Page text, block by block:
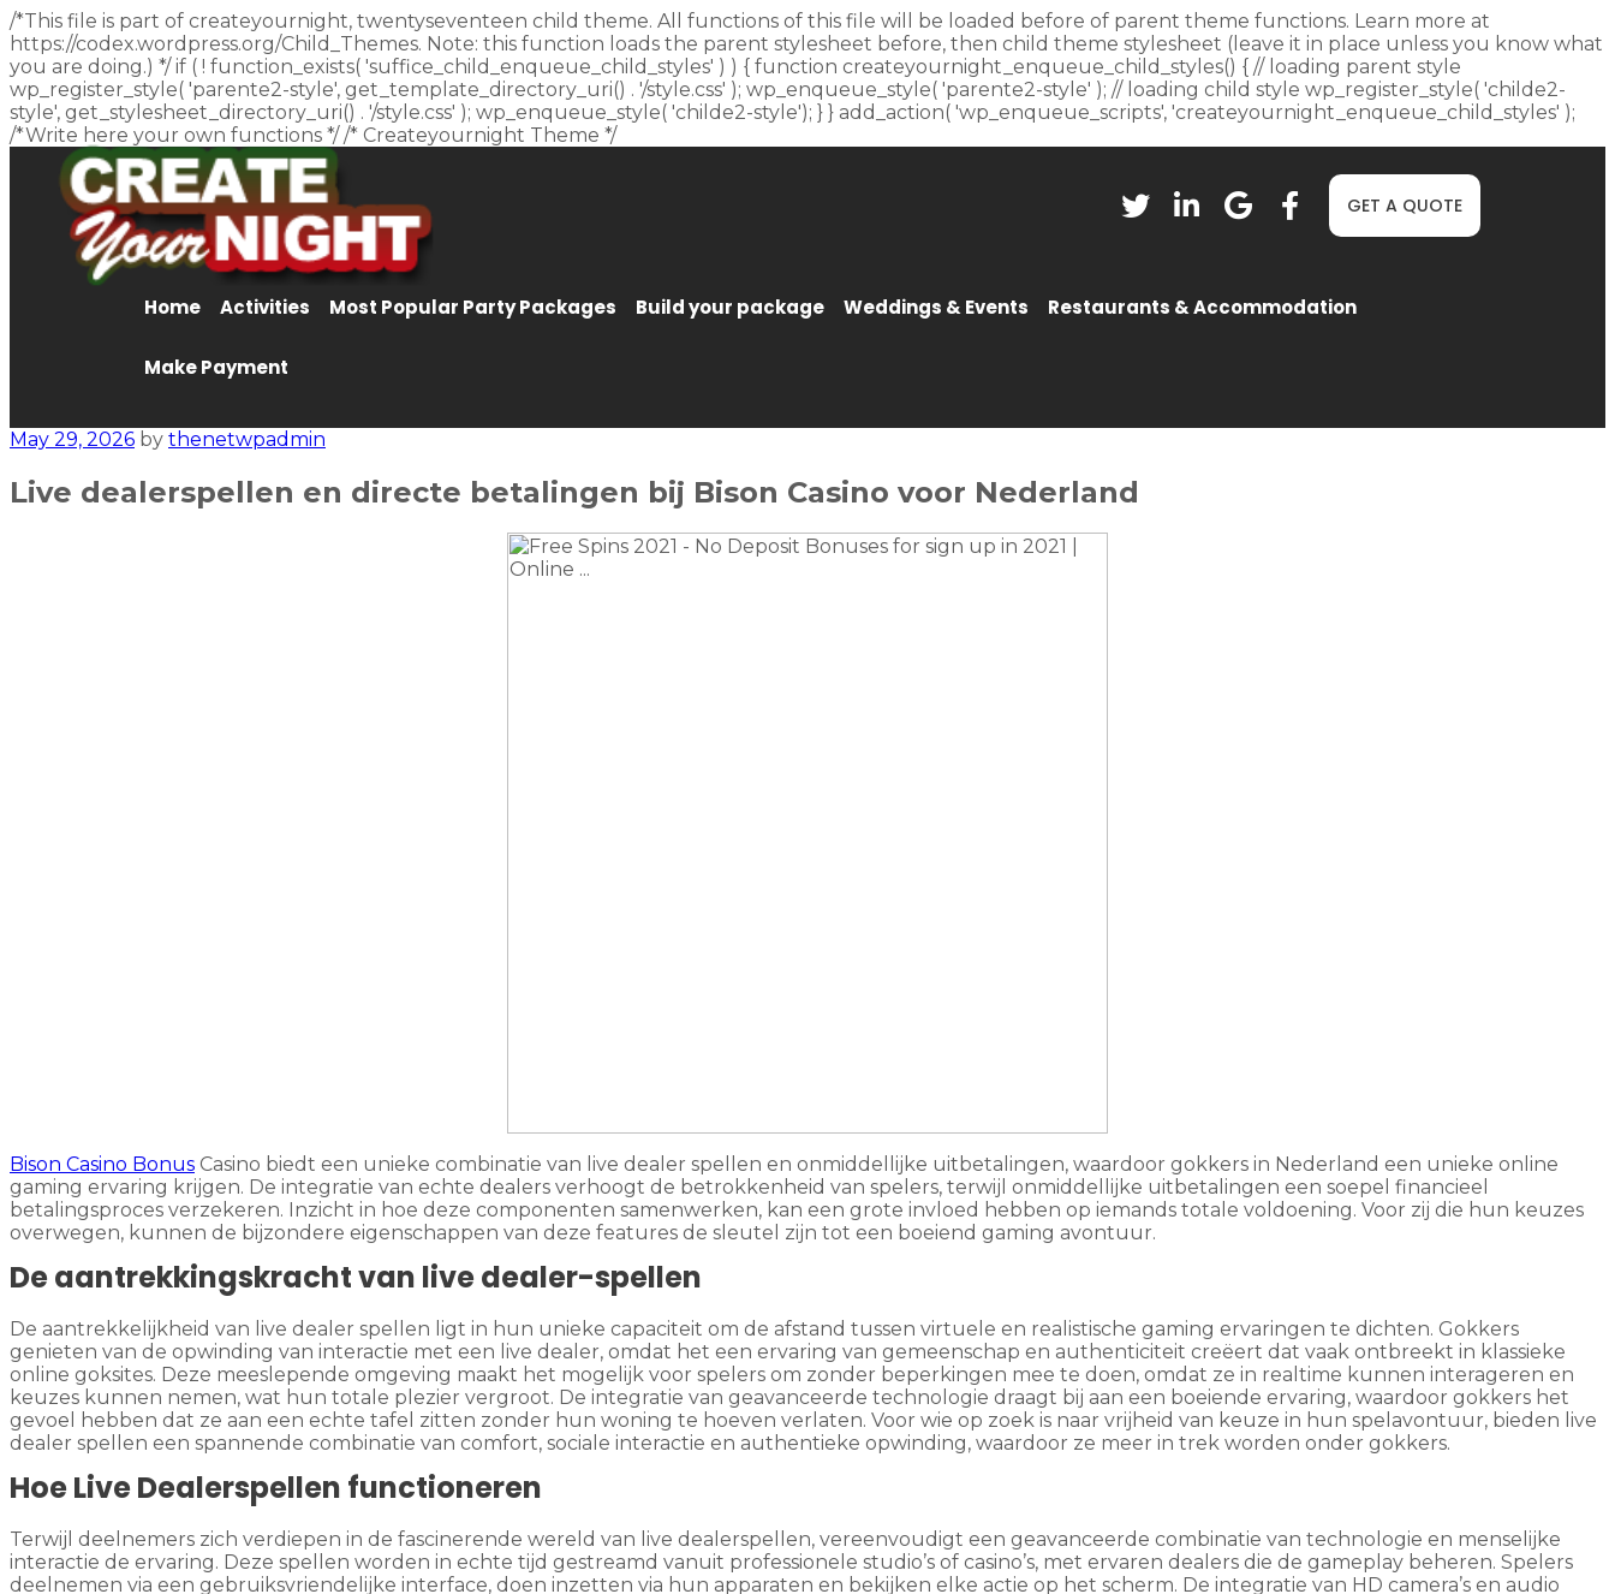
/*This file is part of createyournight, twentyseventeen child theme. All functions of this file will be loaded before of parent theme functions. Learn more at
https://codex.wordpress.org/Child_Themes. Note: this function loads the parent stylesheet before, then child theme stylesheet (leave it in place unless you know what
you are doing.) */ if ( ! function_exists( 'suffice_child_enqueue_child_styles' ) ) { function createyournight_enqueue_child_styles() { // loading parent style
wp_register_style( 'parente2-style', get_template_directory_uri() . '/style.css' ); wp_enqueue_style( 'parente2-style' ); // loading child style wp_register_style( 'childe2-
style', get_stylesheet_directory_uri() . '/style.css' ); wp_enqueue_style( 'childe2-style'); } } add_action( 'wp_enqueue_scripts', 'createyournight_enqueue_child_styles' );
/*Write here your own functions */ /* Createyournight Theme */
GET A QUOTE
Home Activities Most Popular Party Packages Build your package Weddings & Events Restaurants & Accommodation
Make Payment
May 29, 2026 by thenetwpadmin
Live dealerspellen en directe betalingen bij Bison Casino voor Nederland
Bison Casino Bonus Casino biedt een unieke combinatie van live dealer spellen en onmiddellijke uitbetalingen, waardoor gokkers in Nederland een unieke online
gaming ervaring krijgen. De integratie van echte dealers verhoogt de betrokkenheid van spelers, terwijl onmiddellijke uitbetalingen een soepel financieel
betalingsproces verzekeren. Inzicht in hoe deze componenten samenwerken, kan een grote invloed hebben op iemands totale voldoening. Voor zij die hun keuzes
overwegen, kunnen de bijzondere eigenschappen van deze features de sleutel zijn tot een boeiend gaming avontuur.
De aantrekkingskracht van live dealer-spellen
De aantrekkelijkheid van live dealer spellen ligt in hun unieke capaciteit om de afstand tussen virtuele en realistische gaming ervaringen te dichten. Gokkers
genieten van de opwinding van interactie met een live dealer, omdat het een ervaring van gemeenschap en authenticiteit creëert dat vaak ontbreekt in klassieke
online goksites. Deze meeslepende omgeving maakt het mogelijk voor spelers om zonder beperkingen mee te doen, omdat ze in realtime kunnen interageren en
keuzes kunnen nemen, wat hun totale plezier vergroot. De integratie van geavanceerde technologie draagt bij aan een boeiende ervaring, waardoor gokkers het
gevoel hebben dat ze aan een echte tafel zitten zonder hun woning te hoeven verlaten. Voor wie op zoek is naar vrijheid van keuze in hun spelavontuur, bieden live
dealer spellen een spannende combinatie van comfort, sociale interactie en authentieke opwinding, waardoor ze meer in trek worden onder gokkers.
Hoe Live Dealerspellen functioneren
Terwijl deelnemers zich verdiepen in de fascinerende wereld van live dealerspellen, vereenvoudigt een geavanceerde combinatie van technologie en menselijke
interactie de ervaring. Deze spellen worden in echte tijd gestreamd vanuit professionele studio’s of casino’s, met ervaren dealers die de gameplay beheren. Spelers
deelnemen via een gebruiksvriendelijke interface, doen inzetten via hun apparaten en bekijken elke actie op het scherm. De integratie van HD camera’s en audio